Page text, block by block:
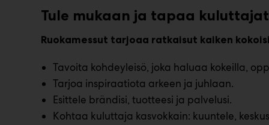
Tule mukaan ja tapaa
Ruokamessut tarjoaa ratkaisut kaiken
Tavoita kohdeyleisö, joka haluaa kokeilla,
Tarjoa inspiraatiota arkeen ja juhlaan.
Esittele brändisi, tuotteesi ja palvelusi.
Kohtaa kuluttaja kasvokkain: kuuntele,